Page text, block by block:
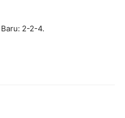
2-2-4.